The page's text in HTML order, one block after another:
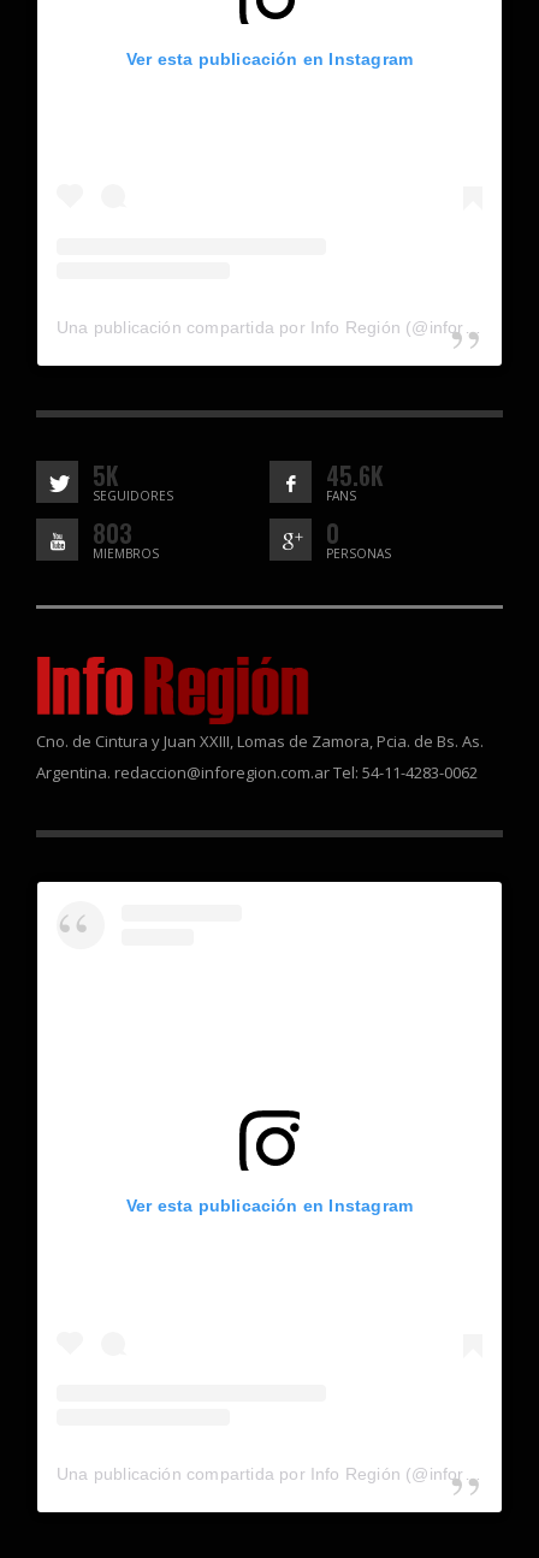
Ver esta publicación en Instagram
5K
SEGUIDORES
45.6K
FANS
803
MIEMBROS
0
PERSONAS
Cno. de Cintura y Juan XXIII, Lomas de Zamora, Pcia. de Bs. As.
Argentina. redaccion@inforegion.com.ar Tel: 54-11-4283-0062
Ver esta publicación en Instagram
Una publicación compartida por Info Región (@inforegion_redes)